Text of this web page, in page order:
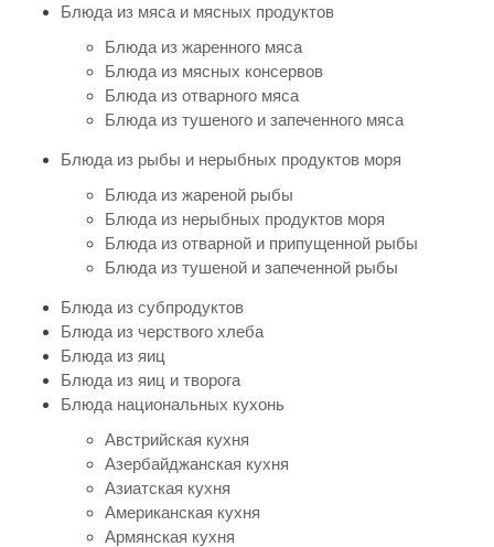
Блюда из мяса и мясных продуктов
Блюда из жаренного мяса
Блюда из мясных консервов
Блюда из отварного мяса
Блюда из тушеного и запеченного мяса
Блюда из рыбы и нерыбных продуктов моря
Блюда из жареной рыбы
Блюда из нерыбных продуктов моря
Блюда из отварной и припущенной рыбы
Блюда из тушеной и запеченной рыбы
Блюда из субпродуктов
Блюда из черствого хлеба
Блюда из яиц
Блюда из яиц и творога
Блюда национальных кухонь
Австрийская кухня
Азербайджанская кухня
Азиатская кухня
Американская кухня
Армянская кухня